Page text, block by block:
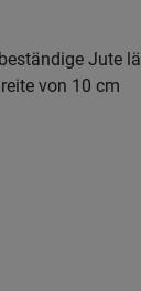
Jute
von 10 cm